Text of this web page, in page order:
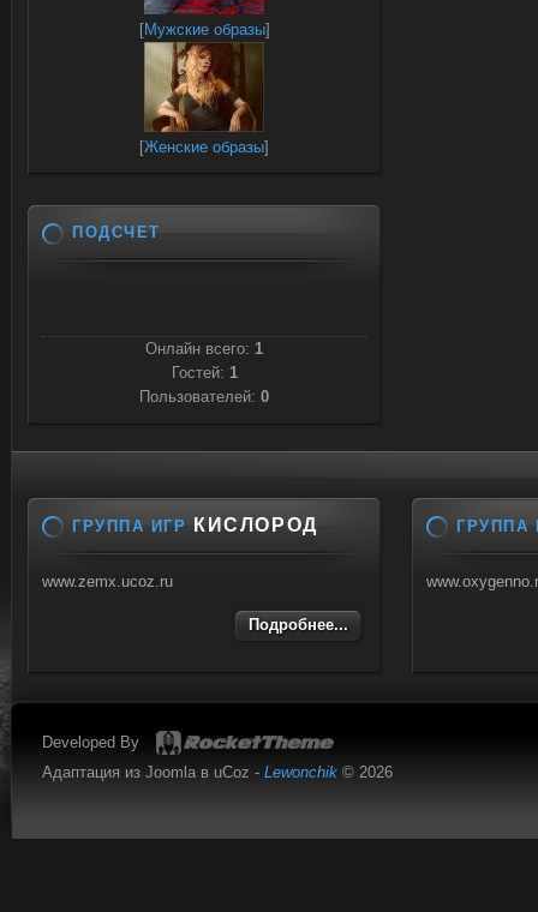
[Мужские образы]
[Женские образы]
ПОДСЧЕТ
Онлайн всего: 1
Гостей: 1
Пользователей: 0
ГРУППА ИГР КИСЛОРОД
www.zemx.ucoz.ru
Подробнее...
ГРУППА
Developed By
Адаптация из Joomla в uCoz - Lewonchik © 2026